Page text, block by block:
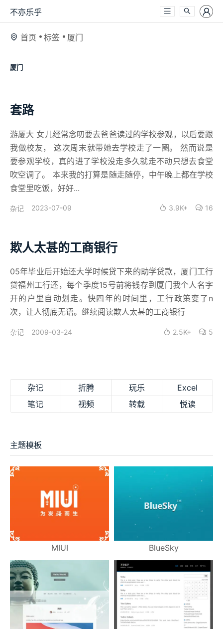
不亦乐乎
首页 标签 厦门
厦门
套路
游厦大 女儿经常念叨要去爸爸读过的学校参观，以后要跟
我做校友， 这次周末就带她去学校走了一圈。 然而说是
要参观学校，真的进了学校没走多久就走不动只想去食堂
吹空调了。 本来我的打算是随走随停，中午晚上都在学校
食堂里吃饭，好好...
杂记 2023-07-09 3.9K+ 16
欺人太甚的工商银行
05年毕业后开始还大学时候贷下来的助学贷款，厦门工行
贷福州工行还，每个季度15号前将钱存到厦门我个人名字
开的户里自动划走。快四年的时间里，工行政策变了n
次，让人彻底无语。继续阅读欺人太甚的工商银行
杂记 2009-03-24 2.5K+ 5
杂记 折腾 玩乐
Excel
笔记
视频 转载 悦读
主题模板
MIUI BlueSky